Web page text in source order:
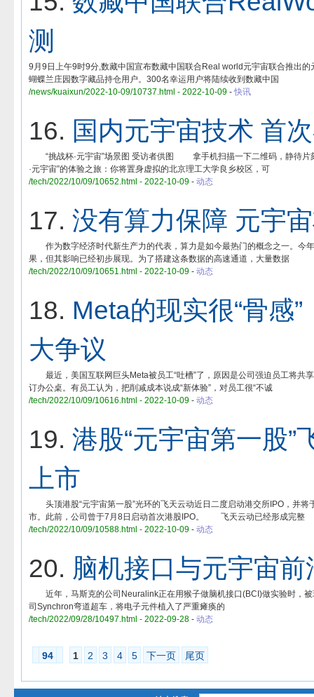
测
9月9日上午9时9分,数藏中国宣布数藏中国联合Real world元宇宙联合推出
蝴蝶兰庄园数字藏品持仓用户。300名幸运用户将陆续收到数藏中国
/news/kuaixun/2022-10-09/10737.html - 2022-10-09 - 快讯
16. 国内元宇宙技术 首
“挑战杯·元宇宙”场景图 受访者供图 拿手机扫描一下二维码，静待片
·元宇宙”的体验之旅：你将置身虚拟的北京理工大学良乡校区，可
/tech/2022/10/09/10652.html - 2022-10-09 - 动态
17. 没有算力保障 元宇
作为数字经济时代新生产力的代表，算力是如今最热门的概念之一。今
果，但其影响已经初步展现。为了搭建这条数据的高速通道，大量数据
/tech/2022/10/09/10651.html - 2022-10-09 - 动态
18. Meta的现实很“骨感
大争议
最近，美国互联网巨头Meta被员工“吐槽”了，原因是公司强迫员工将共
订办公桌。有员工认为，把削减成本说成“新体验”，对员工很“不诚
/tech/2022/10/09/10616.html - 2022-10-09 - 动态
19. 港股“元宇宙第一股
上市
头顶港股“元宇宙第一股”光环的飞天云动近日二度启动港交所IPO，并将
市。此前，公司曾于7月8日启动首次港股IPO。 飞天云动已经形成完整
/tech/2022/10/09/10588.html - 2022-10-09 - 动态
20. 脑机接口与元宇宙
近年，马斯克的公司Neuralink正在用猴子做脑机接口(BCI)做实验时，
司Synchron弯道超车，将电子元件植入了严重瘫痪的
/tech/2022/09/28/10497.html - 2022-09-28 - 动态
94 1 2 3 4 5 下一页 尾页